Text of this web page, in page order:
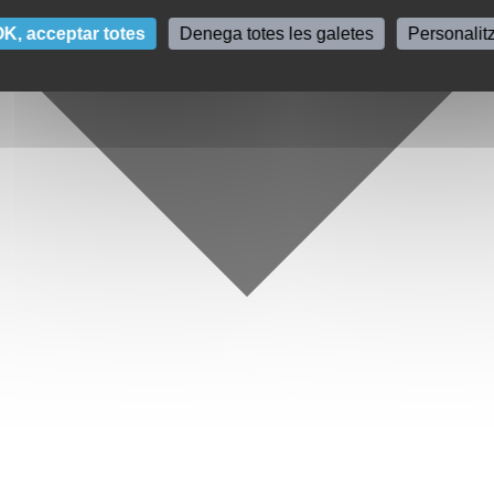
acceptar totes Denega totes les galetes